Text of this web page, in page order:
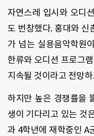
자연스레 입시와 오디
도 번창했다. 홍대와 신
가 넘는 실용음악학원
한류와 오디션 프로그
지속될 것이라고 전망
하지만 높은 경쟁률을
생이 기다리고 있는 것
과 4학년에 재학중인 A